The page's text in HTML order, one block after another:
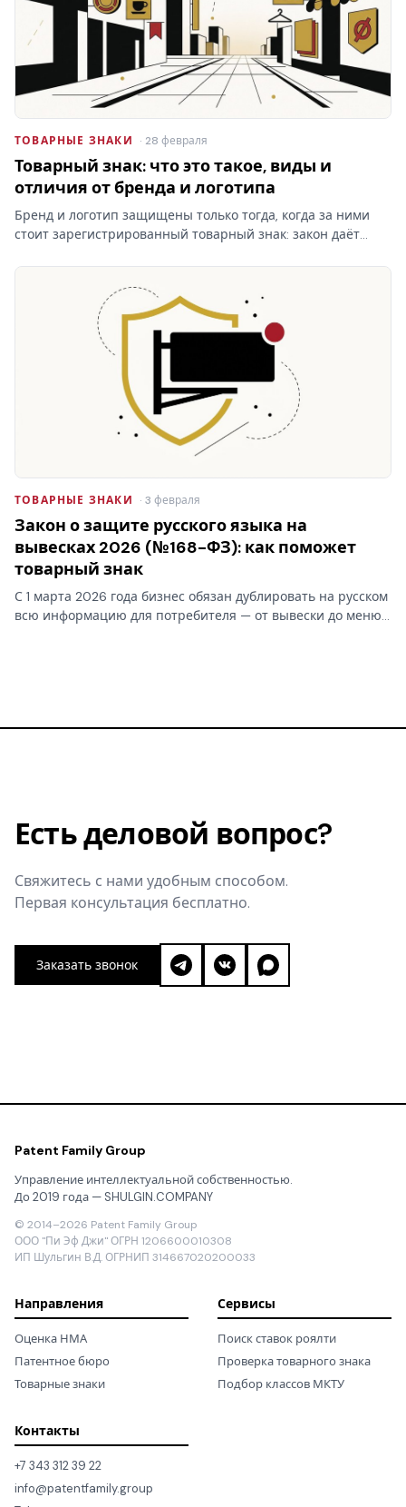
ТОВАРНЫЕ ЗНАКИ · 28 февраля
Товарный знак: что это такое, виды и
отличия от бренда и логотипа
Бренд и логотип защищены только тогда, когда за ними
стоит зарегистрированный товарный знак: закон даёт
правообладателю. Кто раньше подал заявку — тот и
ТОВАРНЫЕ ЗНАКИ · 3 февраля
Закон о защите русского языка на
вывесках 2026 (№168-ФЗ): как поможет
товарный знак
С 1 марта 2026 года бизнес обязан дублировать на русском
всю информацию для потребителя — от вывески до меню.
Есть деловой вопрос?
Свяжитесь с нами удобным способом.
Первая консультация бесплатно.
Заказать звонок
Patent Family Group
Управление интеллектуальной собственностью.
До 2019 года — SHULGIN.COMPANY
© 2014–2026 Patent Family Group
ООО "Пи Эф Джи" ОГРН 1206600010308
ИП Шульгин В.Д. ОГРНИП 314667020200033
Направления
Оценка НМА
Патентное бюро
Товарные знаки
Сервисы
Поиск ставок роялти
Проверка товарного знака
Подбор классов МКТУ
Контакты
+7 343 312 39 22
info@patentfamily.group